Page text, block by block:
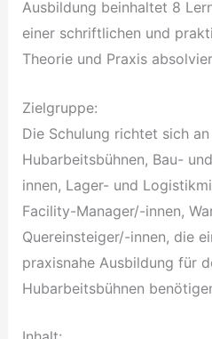
Ausbildung beinhaltet 8
einer schriftlichen und
Theorie und Praxis
Zielgruppe:
Die Schulung richtet sich
Hubarbeitsbühnen, Bau-
innen, Lager- und
Facility-Manager/-innen,
Quereinsteiger/-innen, die
praxisnahe Ausbildung für
Hubarbeitsbühnen